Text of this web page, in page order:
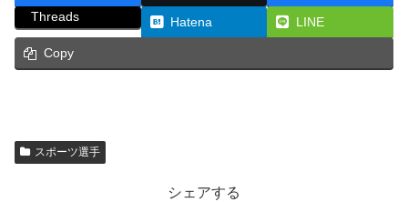
Threads
Hatena LINE
Copy
スポーツ選手
シェアする